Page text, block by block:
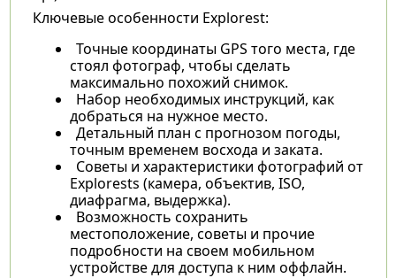
Ключевые особенности Explorest:
Точные координаты GPS того места, где
стоял фотограф, чтобы сделать
максимально похожий снимок.
Набор необходимых инструкций, как
добраться на нужное место.
Детальный план с прогнозом погоды,
точным временем восхода и заката.
Советы и характеристики фотографий от
Explorests (камера, объектив, ISO,
диафрагма, выдержка).
Возможность сохранить
местоположение, советы и прочие
подробности на своем мобильном
устройстве для доступа к ним оффлайн.